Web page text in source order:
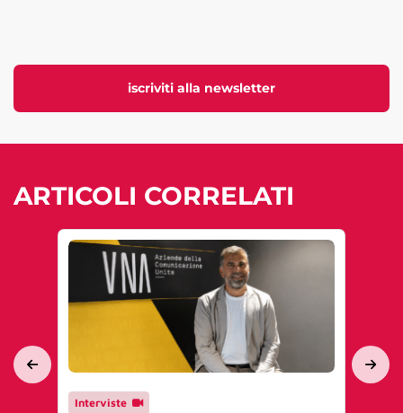
iscriviti alla newsletter
ARTICOLI CORRELATI
Interviste